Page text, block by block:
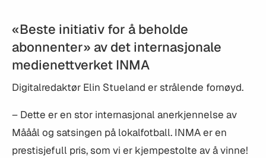
«Beste initiativ for å beholde
abonnenter» av det internasjonale
medienettverket INMA
Digitalredaktør Elin Stueland er strålende fornøyd.
– Dette er en stor internasjonal anerkjennelse av
Mååål og satsingen på lokalfotball. INMA er en
prestisjefull pris, som vi er kjempestolte av å vinne!